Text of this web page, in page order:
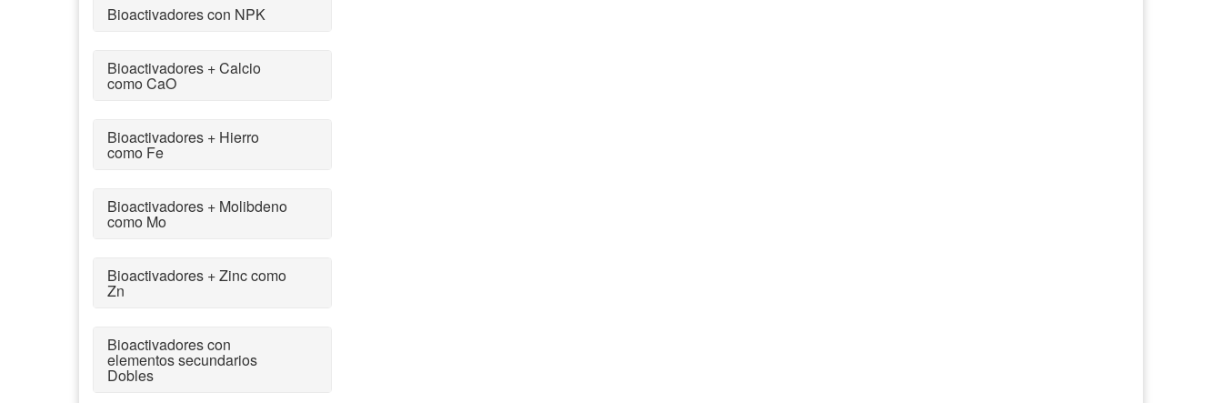
Bioactivadores con NPK
Bioactivadores + Calcio
como CaO
Bioactivadores + Hierro
como Fe
Bioactivadores + Molibdeno
como Mo
Bioactivadores + Zinc como
Zn
Bioactivadores con
elementos secundarios
Dobles